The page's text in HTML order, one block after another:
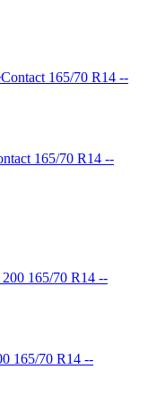
165/70 R14 --
165/70 R14 --